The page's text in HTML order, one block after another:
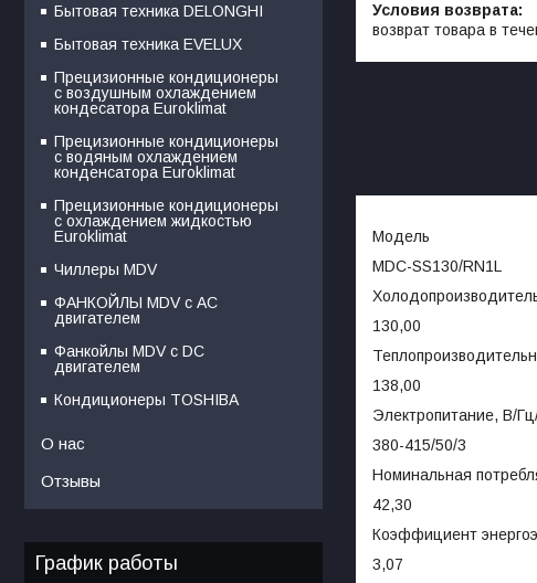
возврат товара в
Модель
MDC-SS130/RN1L
130,00
138,00
Электропитание, В/
380-415/50/3
Номинальная
42,30
Коэффициент
3,07
Бытовая техника DELONGHI
Бытовая техника EVELUX
Прецизионные кондиционеры
с воздушным охлаждением
кондесатора Euroklimat
Прецизионные кондиционеры
с водяным охлаждением
конденсатора Euroklimat
Прецизионные кондиционеры
с охлаждением жидкостью
Euroklimat
Чиллеры MDV
ФАНКОЙЛЫ MDV с АС
двигателем
Фанкойлы MDV c DC
двигателем
Кондиционеры TOSHIBA
О нас
Отзывы
График работы